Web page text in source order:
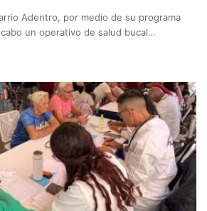
Adentro, por medio de su programa
un operativo de salud bucal…